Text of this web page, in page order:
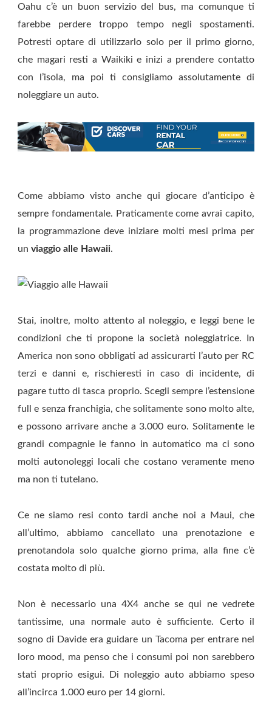
Oahu c’è un buon servizio del bus, ma comunque ti
farebbe perdere troppo tempo negli spostamenti.
Potresti optare di utilizzarlo solo per il primo giorno,
che magari resti a Waikiki e inizi a prendere contatto
con l’isola, ma poi ti consigliamo assolutamente di
noleggiare un auto.
Come abbiamo visto anche qui giocare d’anticipo è
sempre fondamentale. Praticamente come avrai capito,
la programmazione deve iniziare molti mesi prima per
un viaggio alle Hawaii.
Stai, inoltre, molto attento al noleggio, e leggi bene le
condizioni che ti propone la società noleggiatrice. In
America non sono obbligati ad assicurarti l’auto per RC
terzi e danni e, rischieresti in caso di incidente, di
pagare tutto di tasca proprio. Scegli sempre l’estensione
full e senza franchigia, che solitamente sono molto alte,
e possono arrivare anche a 3.000 euro. Solitamente le
grandi compagnie le fanno in automatico ma ci sono
molti autonoleggi locali che costano veramente meno
ma non ti tutelano.
Ce ne siamo resi conto tardi anche noi a Maui, che
all’ultimo, abbiamo cancellato una prenotazione e
prenotandola solo qualche giorno prima, alla fine c’è
costata molto di più.
Non è necessario una 4X4 anche se qui ne vedrete
tantissime, una normale auto è sufficiente. Certo il
sogno di Davide era guidare un Tacoma per entrare nel
loro mood, ma penso che i consumi poi non sarebbero
stati proprio esigui. Di noleggio auto abbiamo speso
all’incirca 1.000 euro per 14 giorni.